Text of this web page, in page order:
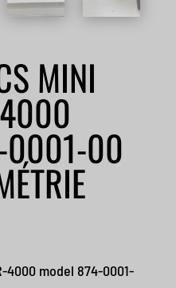
MINI
0001-00
4000 model 874-0001-